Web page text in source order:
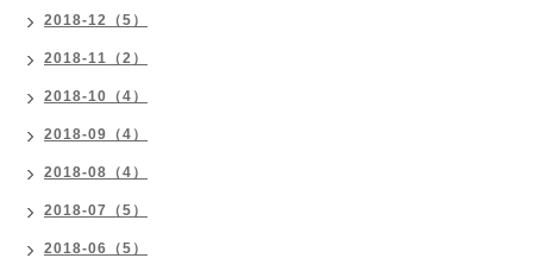
2018-12（5）
2018-11（2）
2018-10（4）
2018-09（4）
2018-08（4）
2018-07（5）
2018-06（5）